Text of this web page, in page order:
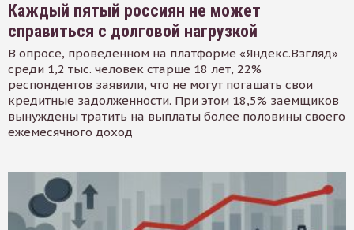
Каждый пятый россиян не может
справиться с долговой нагрузкой
В опросе, проведенном на платформе «Яндекс.Взгляд»
среди 1,2 тыс. человек старше 18 лет, 22%
респондентов заявили, что не могут погашать свои
кредитные задолженности. При этом 18,5% заемщиков
вынуждены тратить на выплаты более половины своего
ежемесячного доход